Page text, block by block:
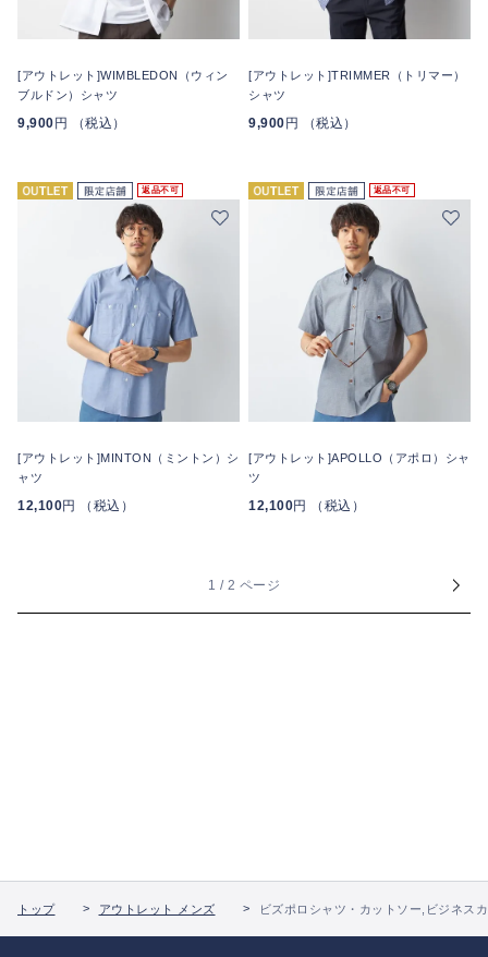
[アウトレット]WIMBLEDON（ウィン
ブルドン）シャツ
9,900円 （税込）
[アウトレット]TRIMMER（トリマー）
シャツ
9,900円 （税込）
返品不可
[アウトレット]MINTON（ミントン）シ
ャツ
12,100円 （税込）
返品不可
[アウトレット]APOLLO（アポロ）シャ
ツ
12,100円 （税込）
1 / 2 ページ
トップ アウトレット メンズ ビズポロシャツ・カットソー,ビジネス